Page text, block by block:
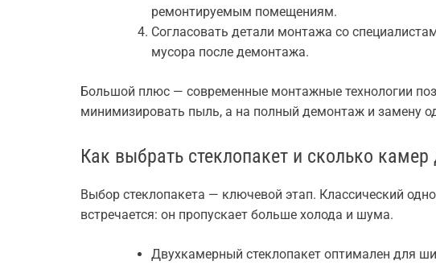
ремонтируемым помещениям.
Согласовать детали монтажа со
мусора после демонтажа.
Большой плюс — современные монтажные технологии
минимизировать пыль, а на полный демонтаж и замену
Как выбрать стеклопакет и сколько
Выбор стеклопакета — ключевой этап. Классический
встречается: он пропускает больше холода и шума.
Двухкамерный стеклопакет оптимален для